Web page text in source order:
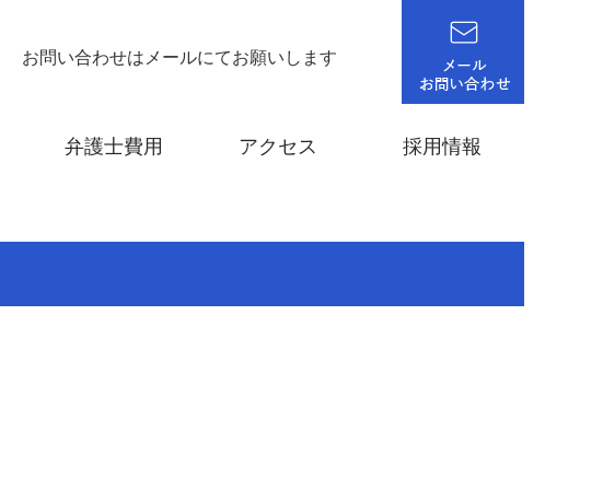
お問い合わせはメールにてお願いします
弁護士費用 アクセス 採用情報